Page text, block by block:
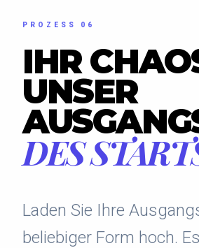
PROZESS 06
IHR
UNSER
DES
Laden Sie Ihre
beliebiger Form hoch.